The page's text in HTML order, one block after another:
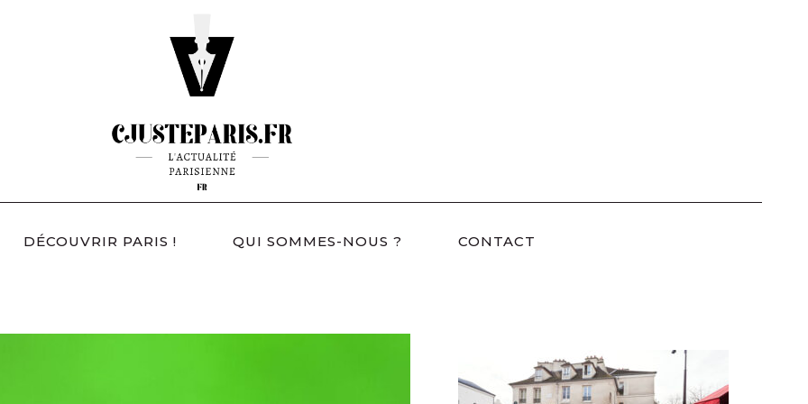
DÉCOUVRIR PARIS ! QUI SOMMES-NOUS ? CONTACT